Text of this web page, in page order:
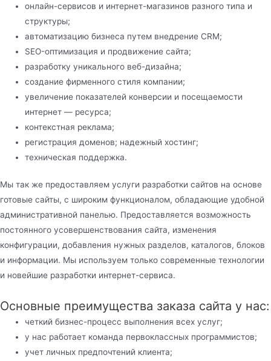
онлайн-сервисов и интернет-магазинов разного типа и
структуры;
автоматизацию бизнеса путем внедрение CRM;
SEO-оптимизация и продвижение сайта;
разработку уникального веб-дизайна;
создание фирменного стиля компании;
увеличение показателей конверсии и посещаемости
интернет — ресурса;
контекстная реклама;
регистрация доменов; надежный хостинг;
техническая поддержка.
Мы так же предоставляем услуги разработки сайтов на основе
готовые сайты, с широким функционалом, обладающие удобной
административной панелью. Предоставляется возможность
постоянного усовершенствования сайта, изменения
конфигурации, добавления нужных разделов, каталогов, блоков
и информации. Мы используем только современные технологии
и новейшие разработки интернет-сервиса.
Основные преимущества заказа сайта у нас:
четкий бизнес-процесс выполнения всех услуг;
у нас работает команда первоклассных программистов;
учет личных предпочтений клиента;